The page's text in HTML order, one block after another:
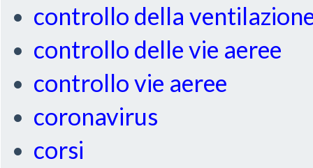
controllo della
controllo delle vie aeree
controllo vie aeree
coronavirus
corsi